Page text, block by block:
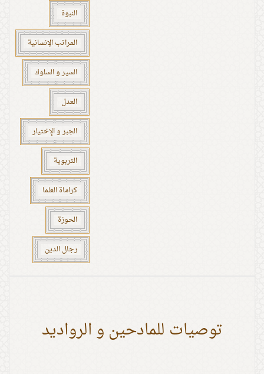
النبوة
المراتب الإنسانية
السير و السلوك
العدل
الجبر و الإختيار
التربوية
كراماة العلما
الحوزة
رجال الدين
توصيات للمادحين و الرواديد